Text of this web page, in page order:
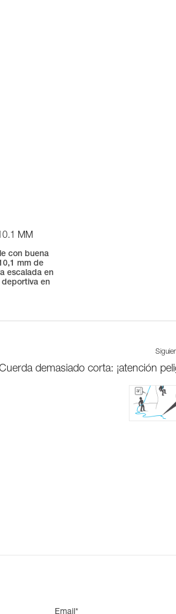
MM
con buena
mm de
escalada en
en
demasiado corta: ¡atención
Email*